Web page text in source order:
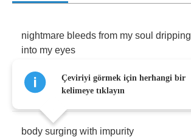
nightmare bleeds from my soul dripping
into my eyes
embrace the tainted offering
body surging with impurity
Çeviriyi görmek için herhangi bir
kelimeye tıklayın